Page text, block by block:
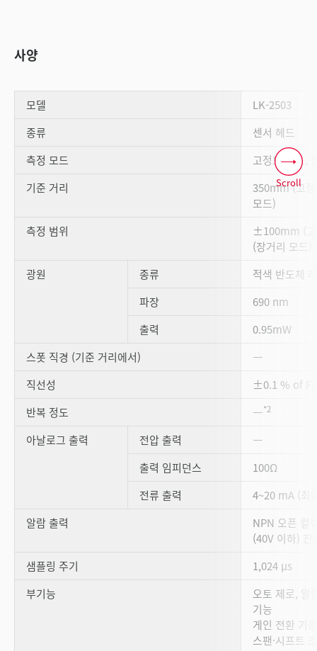
사양
모델
LK-2503
종류
센서 헤드
측정 모드
고정도 모드,
기준 거리
350mm (고
모드)
측정 범위
±100mm (
(장거리 모드)
광원
종류
적색 반도체
파장
690 nm
출력
0.95mW
스폿 직경 (기준 거리에서)
―
직선성
±0.1 % of
반복 정도
―*2
아날로그 출력 전압 출력
―
출력 임피던스
100Ω
전류 출력
4~20 mA (최
알람 출력
NPN 오픈 컬
(40V 이하) 잔
샘플링 주기
1,024 µs
부기능
오토 제로, 알
기능
게인 전환 기
스팬·시프트
Scroll